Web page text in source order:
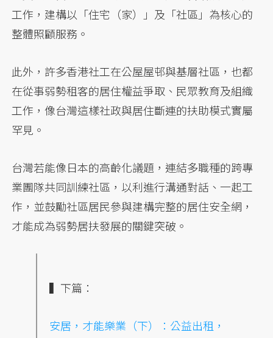
工作，建構以「住宅（家）」及「社區」為核心的
整體照顧服務。
此外，許多香港社工在公屋屋邨與基層社區，也都
在從事弱勢租客的居住權益爭取、民眾教育及組織
工作，像台灣這樣社政與居住斷連的扶助模式實屬
罕見。
台灣若能像日本的高齡化議題，連結多職種的跨專
業團隊共同訓練社區，以利進行溝通對話、一起工
作，並鼓勵社區居民參與建構完整的居住安全網，
才能成為弱勢居扶發展的關鍵突破。
▍下篇：
安居，才能樂業（下）：公益出租，